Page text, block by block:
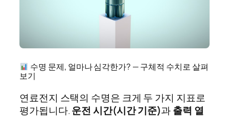
수명 문제, 얼마나 심각한가? — 구체적 수치로 살펴
보기
연료전지 스택의 수명은 크게 두 가지 지표로
평가됩니다.운전 시간(시간 기준)과출력 열